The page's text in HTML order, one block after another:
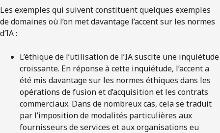
Les exemples qui suivent constituent quelques exemples
de domaines où l’on met davantage l’accent sur les normes
d’IA :
L’éthique de l’utilisation de l’IA suscite une inquiétude
croissante. En réponse à cette inquiétude, l’accent a
été mis davantage sur les normes éthiques dans les
opérations de fusion et d’acquisition et les contrats
commerciaux. Dans de nombreux cas, cela se traduit
par l’imposition de modalités particulières aux
fournisseurs de services et aux organisations eu